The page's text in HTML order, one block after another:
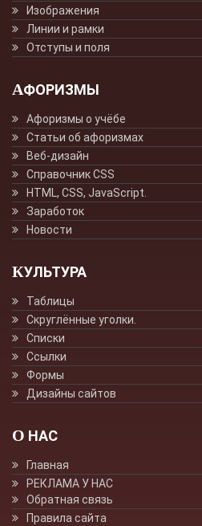
Изображения
Линии и рамки
Отступы и поля
АФОРИЗМЫ
Афоризмы о учёбе
Статьи об афоризмах
Веб-дизайн
Справочник CSS
HTML, CSS, JavaScript.
Заработок
Новости
КУЛЬТУРА
Таблицы
Скруглённые уголки.
Списки
Ссылки
Формы
Дизайны сайтов
О НАС
Главная
РЕКЛАМА У НАС
Обратная связь
Правила сайта